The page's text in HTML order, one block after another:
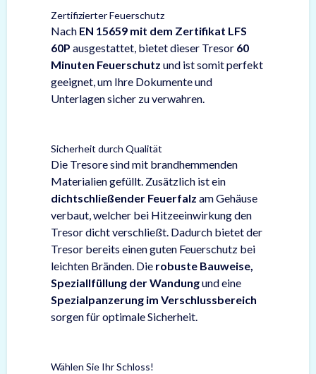
Zertifizierter Feuerschutz
Nach EN 15659 mit dem Zertifikat LFS
60P ausgestattet, bietet dieser Tresor 60
Minuten Feuerschutz und ist somit perfekt
geeignet, um Ihre Dokumente und
Unterlagen sicher zu verwahren.
Sicherheit durch Qualität
Die Tresore sind mit brandhemmenden
Materialien gefüllt. Zusätzlich ist ein
dichtschließender Feuerfalz am Gehäuse
verbaut, welcher bei Hitzeeinwirkung den
Tresor dicht verschließt. Dadurch bietet der
Tresor bereits einen guten Feuerschutz bei
leichten Bränden. Die robuste Bauweise,
Speziallfüllung der Wandungund eine
Spezialpanzerung im Verschlussbereich
sorgen für optimale Sicherheit.
Wählen Sie Ihr Schloss!